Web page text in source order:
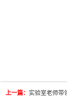
上一篇： 实验室老师带